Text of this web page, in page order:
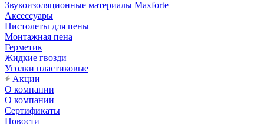
Звукоизоляционные материалы Maxforte
Аксессуары
Пистолеты для пены
Монтажная пена
Герметик
Жидкие гвозди
Уголки пластиковые
Акции
О компании
О компании
Сертификаты
Новости